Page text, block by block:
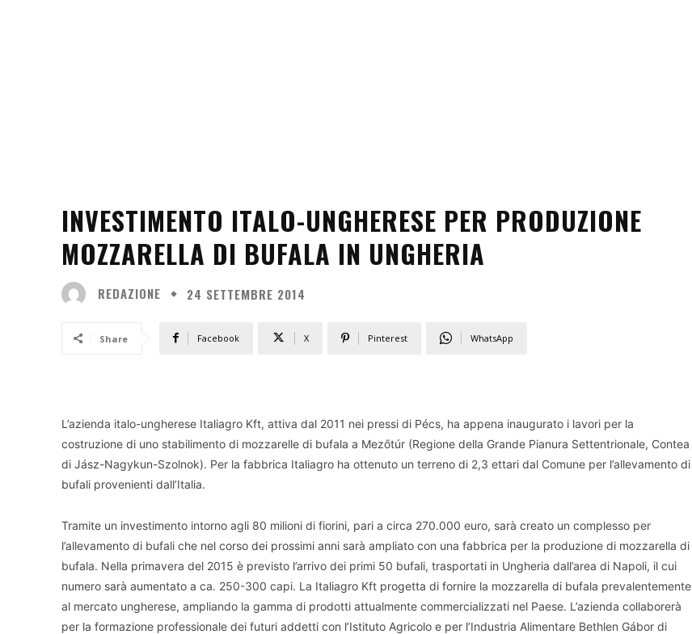
INVESTIMENTO ITALO-UNGHERESE PER PRODUZIONE
MOZZARELLA DI BUFALA IN UNGHERIA
REDAZIONE 24 SETTEMBRE 2014
Share Facebook X Pinterest WhatsApp
L’azienda italo-ungherese Italiagro Kft, attiva dal 2011 nei pressi di Pécs, ha appena inaugurato i lavori per la
costruzione di uno stabilimento di mozzarelle di bufala a Mezőtúr (Regione della Grande Pianura Settentrionale, Contea
di Jász-Nagykun-Szolnok). Per la fabbrica Italiagro ha ottenuto un terreno di 2,3 ettari dal Comune per l’allevamento di
bufali provenienti dall’Italia.
Tramite un investimento intorno agli 80 milioni di fiorini, pari a circa 270.000 euro, sarà creato un complesso per
l’allevamento di bufali che nel corso dei prossimi anni sarà ampliato con una fabbrica per la produzione di mozzarella di
bufala. Nella primavera del 2015 è previsto l’arrivo dei primi 50 bufali, trasportati in Ungheria dall’area di Napoli, il cui
numero sarà aumentato a ca. 250-300 capi. La Italiagro Kft progetta di fornire la mozzarella di bufala prevalentemente
al mercato ungherese, ampliando la gamma di prodotti attualmente commercializzati nel Paese. L’azienda collaborerà
per la formazione professionale dei futuri addetti con l’Istituto Agricolo e per l’Industria Alimentare Bethlen Gábor di